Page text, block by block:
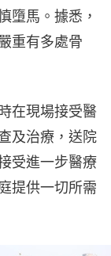
墮馬。據悉，
重有多處骨
在現場接受醫
及治療，送院
受進一步醫療
提供一切所需